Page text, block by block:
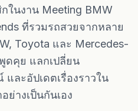
ในงาน Meeting BMW
ที่รวมรถสวยจากหลาย
Toyota และ Mercedes-
ดคุย แลกเปลี่ยน
และอัปเดตเรื่องราวใน
ย่างเป็นกันเอง